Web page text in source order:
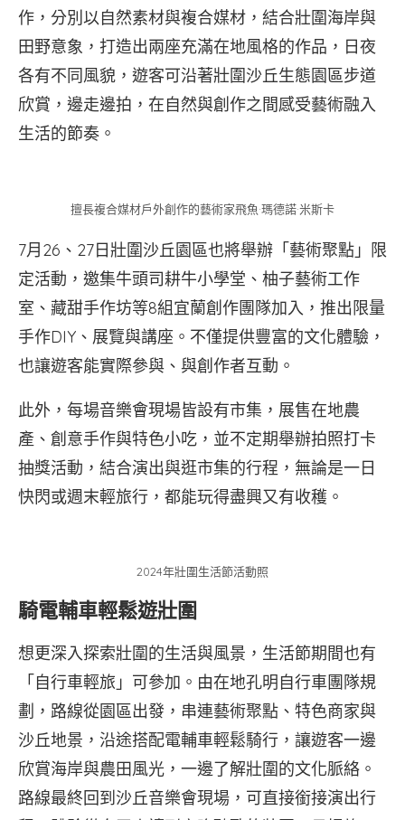
作，分別以自然素材與複合媒材，結合壯圍海岸與
田野意象，打造出兩座充滿在地風格的作品，日夜
各有不同風貌，遊客可沿著壯圍沙丘生態園區步道
欣賞，邊走邊拍，在自然與創作之間感受藝術融入
生活的節奏。
擅長複合媒材戶外創作的藝術家飛魚·瑪德諾·米斯卡
7月26、27日壯圍沙丘園區也將舉辦「藝術聚點」限
定活動，邀集牛頭司耕牛小學堂、柚子藝術工作
室、藏甜手作坊等8組宜蘭創作團隊加入，推出限量
手作DIY、展覽與講座。不僅提供豐富的文化體驗，
也讓遊客能實際參與、與創作者互動。
此外，每場音樂會現場皆設有市集，展售在地農
產、創意手作與特色小吃，並不定期舉辦拍照打卡
抽獎活動，結合演出與逛市集的行程，無論是一日
快閃或週末輕旅行，都能玩得盡興又有收穫。
2024年壯圍生活節活動照
騎電輔車輕鬆遊壯圍
想更深入探索壯圍的生活與風景，生活節期間也有
「自行車輕旅」可參加。由在地孔明自行車團隊規
劃，路線從園區出發，串連藝術聚點、特色商家與
沙丘地景，沿途搭配電輔車輕鬆騎行，讓遊客一邊
欣賞海岸與農田風光，一邊了解壯圍的文化脈絡。
路線最終回到沙丘音樂會現場，可直接銜接演出行